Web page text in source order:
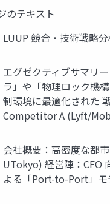
のテキスト
LUUP 競合・技術戦略
エグゼクティブサマリ
ラ」や「物理ロック機
制環境に最適化された
Competitor A (Lyft/
会社概要：高密度な都
UTokyo) 経営陣：CFO
よる「Port-to-Port」モ